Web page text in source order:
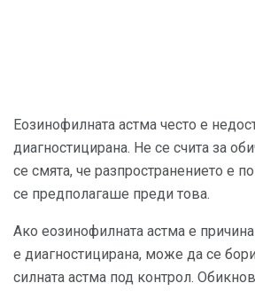
Еозинофилната астма често е
диагностицирана. Не се счита за
се смята, че разпространението е
се предполагаше преди това.
Ако еозинофилната астма е
е диагностицирана, може да се
силната астма под контрол.